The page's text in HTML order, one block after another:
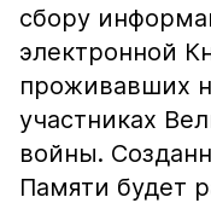
сбору
электронной
проживавших
участниках
войны.
Памяти будет